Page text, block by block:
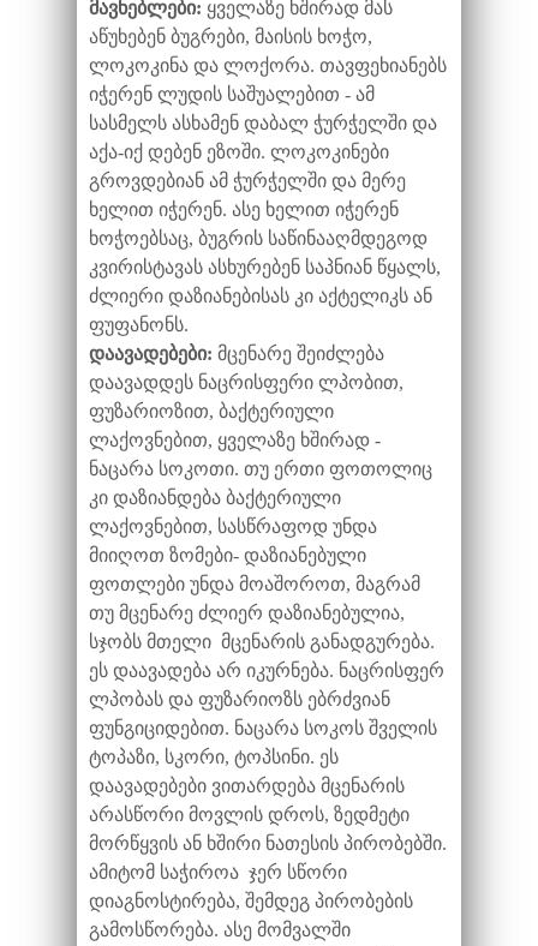
მავნებლები: ყველაზე ხშირად მას
აწუხებენ ბუგრები, მაისის ხოჭო,
ლოკოკინა და ლოქორა. თავფეხიანებს
იჭერენ ლუდის საშუალებით - ამ
სასმელს ასხამენ დაბალ ჭურჭელში და
აქა-იქ დებენ ეზოში. ლოკოკინები
გროვდებიან ამ ჭურჭელში და მერე
ხელით იჭერენ. ასე ხელით იჭერენ
ხოჭოებსაც, ბუგრის საწინააღმდეგოდ
კვირისტავას ასხურებენ საპნიან წყალს,
ძლიერი დაზიანებისას კი აქტელიკს ან
ფუფანონს.
დაავადებები: მცენარე შეიძლება
დაავადდეს ნაცრისფერი ლპობით,
ფუზარიოზით, ბაქტერიული
ლაქოვნებით, ყველაზე ხშირად -
ნაცარა სოკოთი. თუ ერთი ფოთოლიც
კი დაზიანდება ბაქტერიული
ლაქოვნებით, სასწრაფოდ უნდა
მიიღოთ ზომები- დაზიანებული
ფოთლები უნდა მოაშოროთ, მაგრამ
თუ მცენარე ძლიერ დაზიანებულია,
სჯობს მთელი მცენარის განადგურება.
ეს დაავადება არ იკურნება. ნაცრისფერ
ლპობას და ფუზარიოზს ებრძვიან
ფუნგიციდებით. ნაცარა სოკოს შველის
ტოპაზი, სკორი, ტოპსინი. ეს
დაავადებები ვითარდება მცენარის
არასწორი მოვლის დროს, ზედმეტი
მორწყვის ან ხშირი ნათესის პირობებში.
ამიტომ საჭიროა ჯერ სწორი
დიაგნოსტირება, შემდეგ პირობების
გამოსწორება. ასე მომვალში